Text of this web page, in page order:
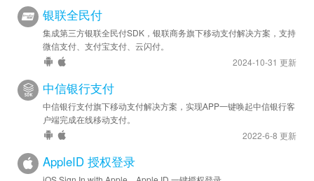
银联全民付
集成第三方银联全民付SDK，银联商务旗下移动支付解决方案，支持
微信支付、支付宝支付、云闪付。
2024-10-31 更新
中信银行支付
中信银行支付旗下移动支付解决方案，实现APP一键唤起中信银行客
户端完成在线移动支付。
2022-6-8 更新
AppleID 授权登录